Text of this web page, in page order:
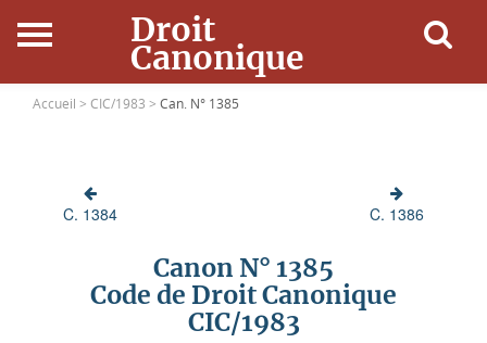
Droit
Canonique
Accueil
Ressources
Accueil > CIC/1983 > Can. N° 1385
C. 1384 C. 1386
Canon N° 1385
Code de Droit Canonique
CIC/1983